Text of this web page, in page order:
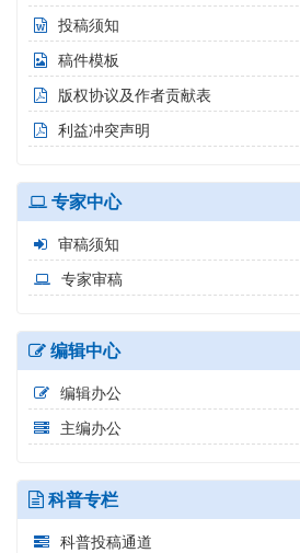
投稿须知
稿件模板
版权协议及作者贡献表
利益冲突声明
专家中心
审稿须知
专家审稿
编辑中心
编辑办公
主编办公
科普专栏
科普投稿通道